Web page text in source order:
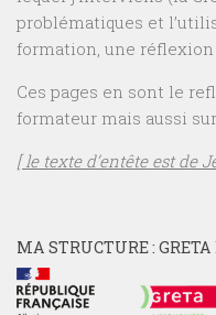
problématiques et
formation, une
Ces pages en sont le
formateur mais aussi
[ le texte d’entête est de
MA STRUCTURE :